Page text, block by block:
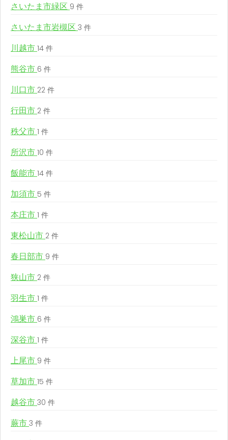
さいたま市緑区 9 件
さいたま市岩槻区 3 件
川越市 14 件
熊谷市 6 件
川口市 22 件
行田市 2 件
秩父市 1 件
所沢市 10 件
飯能市 14 件
加須市 5 件
本庄市 1 件
東松山市 2 件
春日部市 9 件
狭山市 2 件
羽生市 1 件
鴻巣市 6 件
深谷市 1 件
上尾市 9 件
草加市 15 件
越谷市 30 件
蕨市 3 件